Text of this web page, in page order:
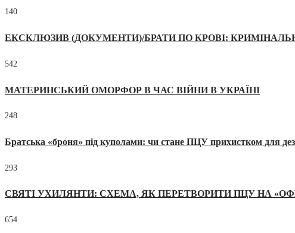
140
ЕКСКЛЮЗИВ (ДОКУМЕНТИ)/БРАТИ ПО КРОВІ:
542
МАТЕРИНСЬКИЙ ОМОРФОР В ЧАС ВІЙНИ В УКРАЇНІ
248
Братська «броня» під куполами: чи стане ПЦУ прихистком для
293
СВЯТІ УХИЛЯНТИ: СХЕМА, ЯК ПЕРЕТВОРИТИ ПЦУ НА
654